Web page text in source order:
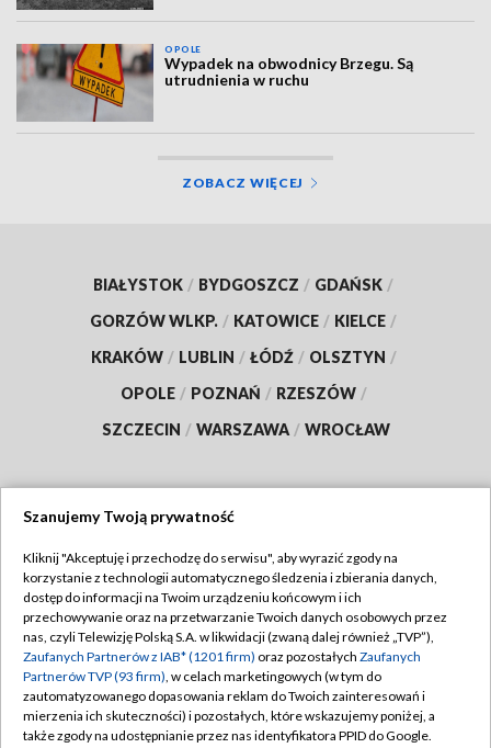
OPOLE
Wypadek na obwodnicy Brzegu. Są
utrudnienia w ruchu
ZOBACZ WIĘCEJ
BIAŁYSTOK / BYDGOSZCZ / GDAŃSK /
GORZÓW WLKP. / KATOWICE / KIELCE /
KRAKÓW / LUBLIN / ŁÓDŹ / OLSZTYN /
OPOLE / POZNAŃ / RZESZÓW /
SZCZECIN / WARSZAWA / WROCŁAW
TVP
Abonament TVP
Emisja w TVP
Centrum informacji TVP
Naziemna Telewizja Cyfrowa
Regulamin TVP
Polityka prywatności
Moje zgody
Pomoc
Szanujemy Twoją prywatność
Kliknij "Akceptuję i przechodzę do serwisu", aby wyrazić zgody na
korzystanie z technologii automatycznego śledzenia i zbierania danych,
dostęp do informacji na Twoim urządzeniu końcowym i ich
przechowywanie oraz na przetwarzanie Twoich danych osobowych przez
nas, czyli Telewizję Polską S.A. w likwidacji (zwaną dalej również „TVP”),
Zaufanych Partnerów z IAB* (1201 firm) oraz pozostałych Zaufanych
Partnerów TVP (93 firm), w celach marketingowych (w tym do
zautomatyzowanego dopasowania reklam do Twoich zainteresowań i
mierzenia ich skuteczności) i pozostałych, które wskazujemy poniżej, a
także zgody na udostępnianie przez nas identyfikatora PPID do Google.